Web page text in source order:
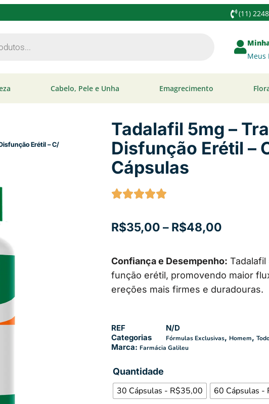
(11)
Meus
Cabelo, Pele e Unha Emagrecimento
Tadalafil 5mg –
Disfunção Erétil –
Cápsulas
R$35,00 – R$48,00
Confiança e Desempenho: Tadalafil
função erétil, promovendo maior
ereções mais firmes e duradouras.
REF
N/D
Categorias
Fórmulas Exclusivas, Homem,
Marca: Farmácia Galileu
Quantidade
30 Cápsulas - R$35,00 60 Cápsulas -